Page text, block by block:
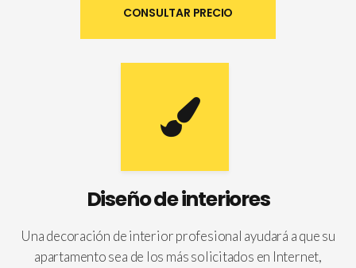
CONSULTAR PRECIO
Diseño de interiores
Una decoración de interior profesional ayudará a que su
apartamento sea de los más solicitados en Internet,